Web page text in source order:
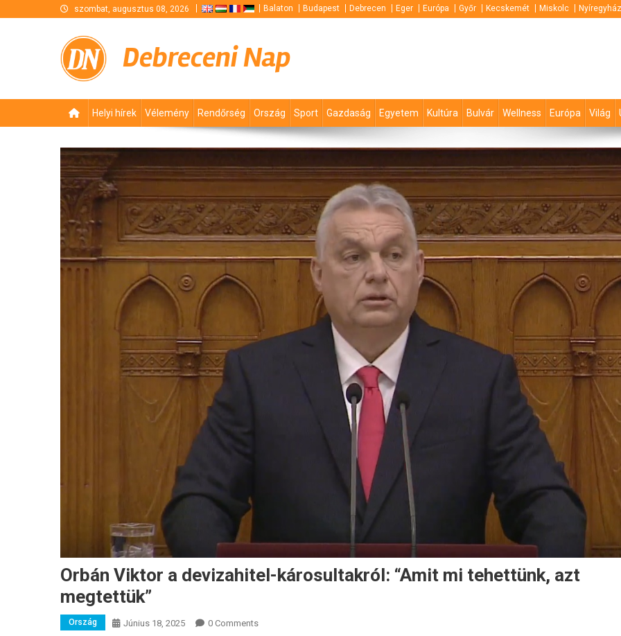
szombat, augusztus 08, 2026 Balaton Budapest Debrecen Eger Európa Győr Kecskemét Miskolc
Debreceni Nap
Helyi hírek Vélemény Rendőrség Ország Sport Gazdaság Egyetem Kultúra Bulvár Wellness Európa Világ
Orbán Viktor a devizahitel-károsultakról: “Amit mi tehettünk, azt
megtettük”
Ország Június 18, 2025 0 Comments